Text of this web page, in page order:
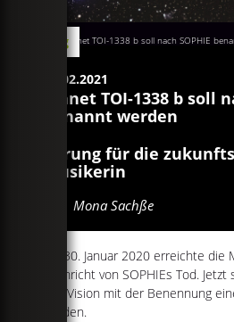
Planet TOI-1338 b soll nach SOPHIE
Blog
04.02.2021
Planet TOI-1338 b soll
benannt werden
Ehrung für die
Musikerin
Mona Sachße
Am 30. Januar 2020 erreichte die
Nachricht von SOPHIEs Tod.
ihre Vision mit der Benennung
werden.